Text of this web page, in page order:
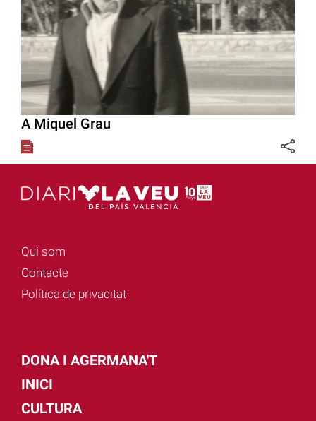
A Miquel Grau
Qui som
Contacte
Política de privacitat
DONA I AGERMANA'T
INICI
CULTURA